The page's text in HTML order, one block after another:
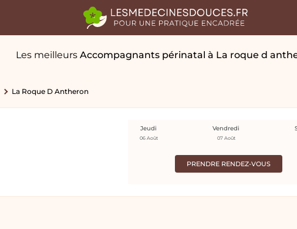
Les meilleurs Accompagnants périnatal à La roque d
La Roque D Antheron
PRENDRE RENDEZ-VOUS
Jeudi
06 Août
Vendredi
07 Août